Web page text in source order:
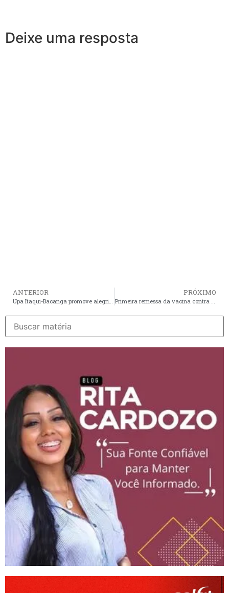
Deixe uma resposta
ANTERIOR
Upa Itaqui-Bacanga promove alegria e conscientização com Bloquinho de Carnaval
PRÓXIMO
Primeira remessa da vacina contra a dengue chega ao Maranhão nesta segunda (12)